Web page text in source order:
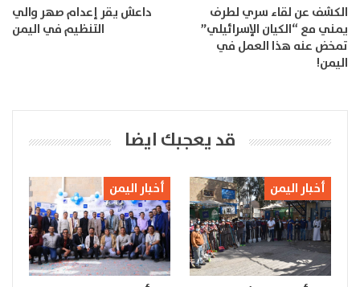
الكشف عن لقاء سري لطرف
يمني مع “الكيان الإسرائيلي”
تمخض عنه هذا العمل في
اليمن!
داعش يقر إعدام صهر والي
التنظيم في اليمن
قد يعجبك ايضا
أخبار اليمن أخبار اليمن